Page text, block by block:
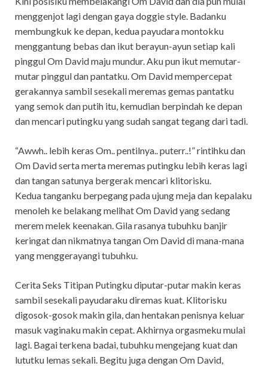
menggenjot lagi dengan gaya doggie style. Badanku
membungkuk ke depan, kedua payudara montokku
menggantung bebas dan ikut berayun-ayun setiap kali
pinggul Om David maju mundur. Aku pun ikut memutar-
mutar pinggul dan pantatku. Om David mempercepat
gerakannya sambil sesekali meremas gemas pantatku
yang semok dan putih itu, kemudian berpindah ke depan
dan mencari putingku yang sudah sangat tegang dari tadi.
“Awwh.. lebih keras Om.. pentilnya.. puterr..!” rintihku dan
Om David serta merta meremas putingku lebih keras lagi
dan tangan satunya bergerak mencari klitorisku.
Kedua tanganku berpegang pada ujung meja dan kepalaku
menoleh ke belakang melihat Om David yang sedang
merem melek keenakan. Gila rasanya tubuhku banjir
keringat dan nikmatnya tangan Om David di mana-mana
yang menggerayangi tubuhku.
Cerita Seks Titipan Putingku diputar-putar makin keras
sambil sesekali payudaraku diremas kuat. Klitorisku
digosok-gosok makin gila, dan hentakan penisnya keluar
masuk vaginaku makin cepat. Akhirnya orgasmeku mulai
lagi. Bagai terkena badai, tubuhku mengejang kuat dan
lututku lemas sekali. Begitu juga dengan Om David,